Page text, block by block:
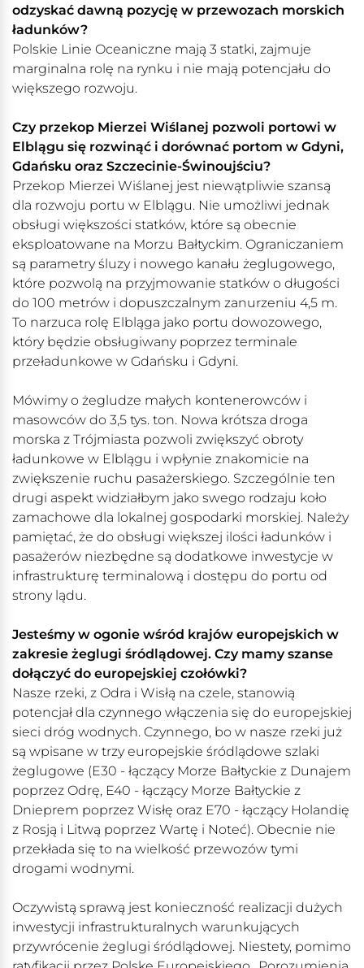
odzyskać dawną pozycję w przewozach morskich
ładunków?
Polskie Linie Oceaniczne mają 3 statki, zajmuje
marginalna rolę na rynku i nie mają potencjału do
większego rozwoju.
Czy przekop Mierzei Wiślanej pozwoli portowi w
Elblągu się rozwinąć i dorównać portom w Gdyni,
Gdańsku oraz Szczecinie-Świnoujściu?
Przekop Mierzei Wiślanej jest niewątpliwie szansą
dla rozwoju portu w Elblągu. Nie umożliwi jednak
obsługi większości statków, które są obecnie
eksploatowane na Morzu Bałtyckim. Ograniczaniem
są parametry śluzy i nowego kanału żeglugowego,
które pozwolą na przyjmowanie statków o długości
do 100 metrów i dopuszczalnym zanurzeniu 4,5 m.
To narzuca rolę Elbląga jako portu dowozowego,
który będzie obsługiwany poprzez terminale
przeładunkowe w Gdańsku i Gdyni.
Mówimy o żegludze małych kontenerowców i
masowców do 3,5 tys. ton. Nowa krótsza droga
morska z Trójmiasta pozwoli zwiększyć obroty
ładunkowe w Elblągu i wpłynie znakomicie na
zwiększenie ruchu pasażerskiego. Szczególnie ten
drugi aspekt widziałbym jako swego rodzaju koło
zamachowe dla lokalnej gospodarki morskiej. Należy
pamiętać, że do obsługi większej ilości ładunków i
pasażerów niezbędne są dodatkowe inwestycje w
infrastrukturę terminalową i dostępu do portu od
strony lądu.
Jesteśmy w ogonie wśród krajów europejskich w
zakresie żeglugi śródlądowej. Czy mamy szanse
dołączyć do europejskiej czołówki?
Nasze rzeki, z Odra i Wisłą na czele, stanowią
potencjał dla czynnego włączenia się do europejskiej
sieci dróg wodnych. Czynnego, bo w nasze rzeki już
są wpisane w trzy europejskie śródlądowe szlaki
żeglugowe (E30 - łączący Morze Bałtyckie z Dunajem
poprzez Odrę, E40 - łączący Morze Bałtyckie z
Dnieprem poprzez Wisłę oraz E70 - łączący Holandię
z Rosją i Litwą poprzez Wartę i Noteć). Obecnie nie
przekłada się to na wielkość przewozów tymi
drogami wodnymi.
Oczywistą sprawą jest konieczność realizacji dużych
inwestycji infrastrukturalnych warunkujących
przywrócenie żeglugi śródlądowej. Niestety, pomimo